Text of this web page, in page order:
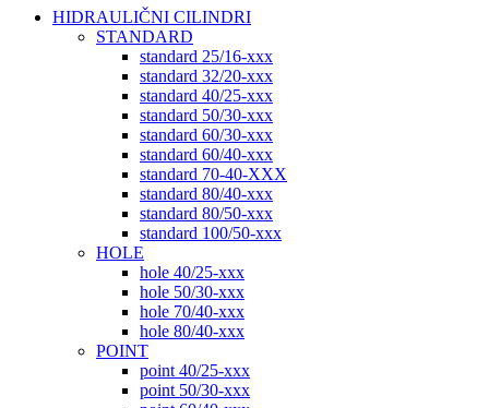
HIDRAULIČNI CILINDRI
STANDARD
standard 25/16-xxx
standard 32/20-xxx
standard 40/25-xxx
standard 50/30-xxx
standard 60/30-xxx
standard 60/40-xxx
standard 70-40-XXX
standard 80/40-xxx
standard 80/50-xxx
standard 100/50-xxx
HOLE
hole 40/25-xxx
hole 50/30-xxx
hole 70/40-xxx
hole 80/40-xxx
POINT
point 40/25-xxx
point 50/30-xxx